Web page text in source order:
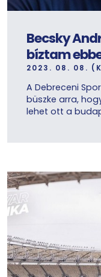
Becsky
bíztam
2023. 08. 08.
A Debreceni
büszke arra,
lehet ott a